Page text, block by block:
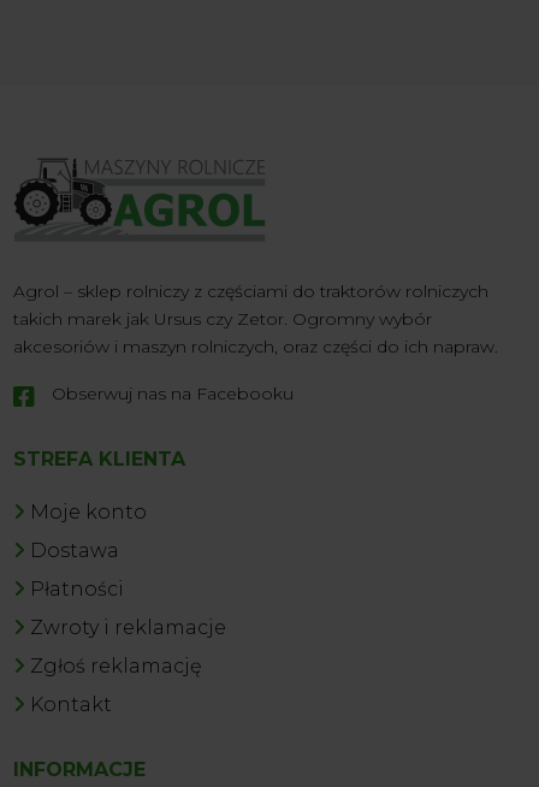
Solidna konstrukcja : Wykonana z wysokiej jakości
materiałów, glebogryzarka do traktora jest trwała i
sprawiają, że glebogryzarka rolnicza jest łatwa w
użytkowaniu zarówno dla profesjonalistów, jak i
Wszechstronność: Glebogryzarka z wałem nadaje się
po duże pola uprawne.
dostępność części zamiennych zapewniają długotrwałą
użyteczność przy minimalnych kosztach.
glebogryzarki z Agrol Sklep?
Niezawodność: Nasza glebogryzarka do traktora jest
znana z niezawodności i wysokiej jakości wykonania, co
Konkurencyjne ceny
Agrol – sklep rolniczy z częściami do traktorów rolniczych
takich marek jak Ursus czy Zetor. Ogromny wybór
akcesoriów i maszyn rolniczych, oraz części do ich napraw.
 Obserwuj nas na Facebooku
STREFA KLIENTA
Moje konto
Dostawa
Płatności
Zwroty i reklamacje
Zgłoś reklamację
Kontakt
INFORMACJE